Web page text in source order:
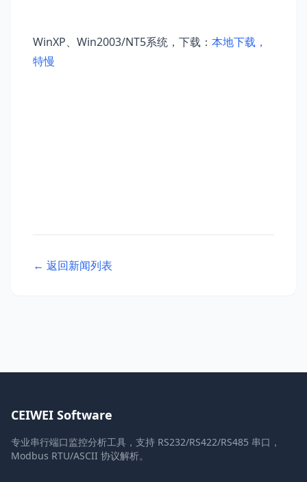
WinXP、Win2003/NT5系统，下载： 本地下载，
特慢
← 返回新闻列表
CEIWEI Software
专业串行端口监控分析工具，支持 RS232/RS422/RS485 串口，
Modbus RTU/ASCII 协议解析。